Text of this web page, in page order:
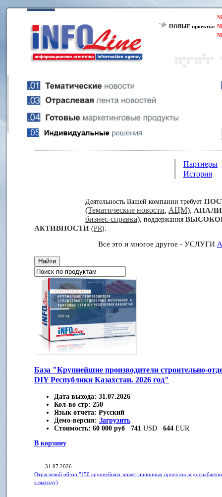
НОВЫЕ проекты:
Партнеры
История
Деятельность Вашей компании требует
(Тематические новости, АЦМ),
бизнес-справка), поддержания
АКТИВНОСТИ (PR).
Все это и многое другое - УСЛУГИ
База "Крупнейшие производители строительно-
DIY Республики Казахстан. 2026 год"
Дата выхода: 31.07.2026
Кол-во стр: 250
Язык отчета: Русский
Демо-версия: Загрузить
Стоимость: 60 000 руб 741 USD 644 EUR
В корзину
31.07.2026
Отраслевой обзор "150 крупнейших инвестиционных проектов
к выходу)